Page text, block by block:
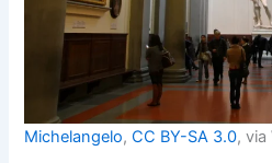
Michelangelo,CC BY-SA 3.0, via